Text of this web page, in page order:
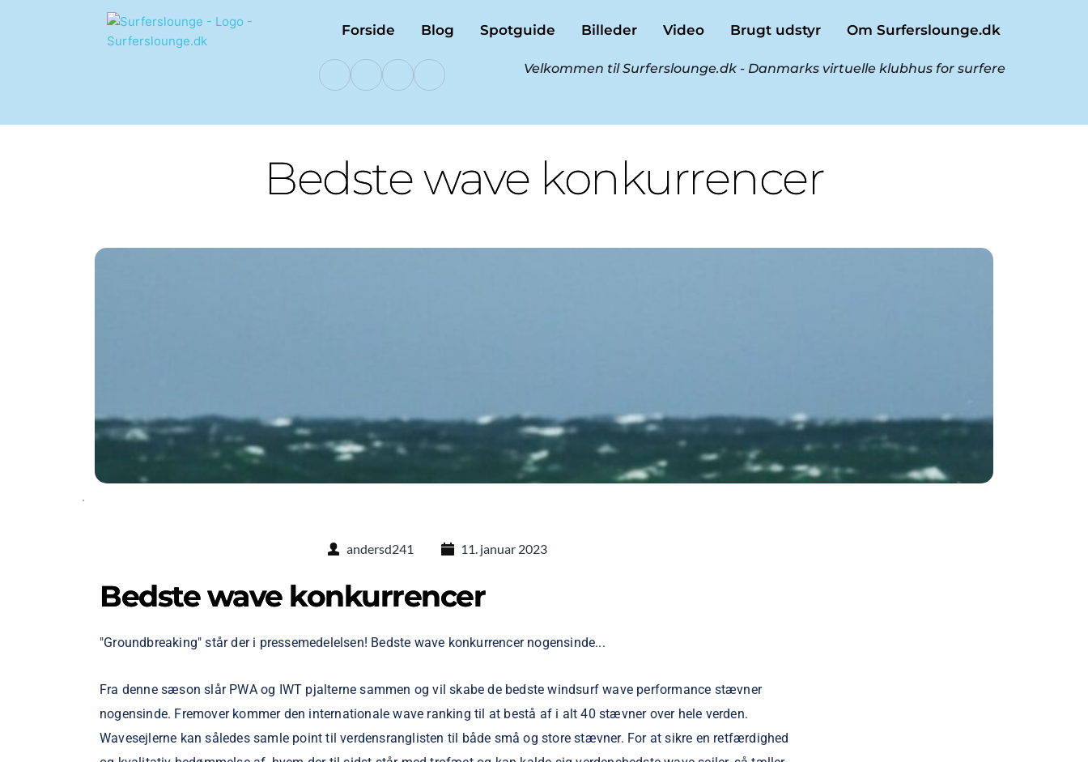
Forside Blog Spotguide Billeder Video Brugt udstyr Om Surferslounge.dk
Velkommen til Surferslounge.dk - Danmarks virtuelle klubhus for surfere
Bedste wave konkurrencer
andersd241 11. januar 2023
Bedste wave konkurrencer
"Groundbreaking" står der i pressemedelelsen! Bedste wave konkurrencer nogensinde...
Fra denne sæson slår PWA og IWT pjalterne sammen og vil skabe de bedste windsurf wave performance stævner
nogensinde. Fremover kommer den internationale wave ranking til at bestå af i alt 40 stævner over hele verden.
Wavesejlerne kan således samle point til verdensranglisten til både små og store stævner. For at sikre en retfærdighed